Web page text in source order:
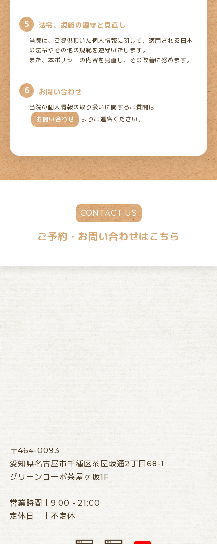
5 法令、規範の遵守と見直し
当院は、ご提供頂いた個人情報に関して、適用される日本
の法令やその他の規範を遵守いたします。
また、本ポリシーの内容を見直し、その改善に努めます。
6 お問い合わせ
当院の個人情報の取り扱いに関するご質問は
お問い合わせ
よりご連絡ください。
CONTACT US
ご予約・お問い合わせはこちら
〒464-0093
愛知県名古屋市千種区茶屋坂通2丁目68-1
グリーンコーポ茶屋ヶ坂1F
営業時間｜9:00 - 21:00
定休日 ｜不定休